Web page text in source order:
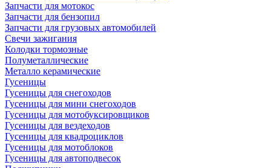
Запчасти для мотокос
Запчасти для бензопил
Запчасти для грузовых автомобилей
Свечи зажигания
Колодки тормозные
Полуметаллические
Металло керамические
Гусеницы
Гусеницы для снегоходов
Гусеницы для мини снегоходов
Гусеницы для мотобуксировщиков
Гусеницы для вездеходов
Гусеницы для квадроциклов
Гусеницы для мотоблоков
Гусеницы для автоподвесок